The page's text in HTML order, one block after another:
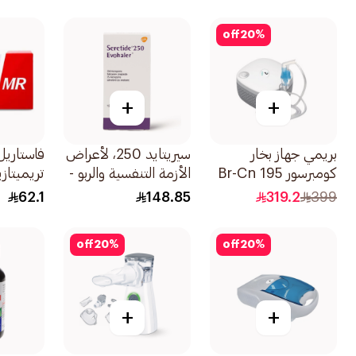
20%
off
+
بريمي جهاز بخار
كومبرسور Br-Cn 195
1قطعة
399
319.2
+
سيريتايد 250، لأعراض
الأزمة التنفسية والربو -
1 إيفوهيلر 1قطعة
148.85
أقراص 60كبسولة
62.1
20%
off
+
20%
off
+